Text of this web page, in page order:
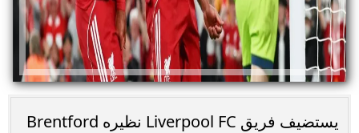
يستضيف فريق Liverpool FC نظيره Brentford